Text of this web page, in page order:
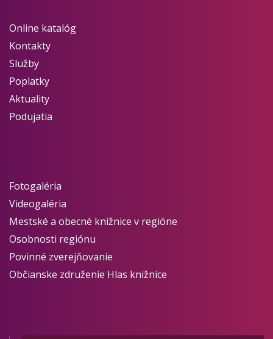
Online katalóg
Kontakty
Služby
Poplatky
Aktuality
Podujatia
Fotogaléria
Videogaléria
Mestské a obecné knižnice v regióne
Osobnosti regiónu
Povinné zverejňovanie
Občianske združenie Hlas knižnice